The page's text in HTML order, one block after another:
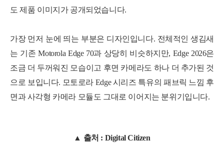
도 제품 이미지가 공개되었습니다.
가장 먼저 눈에 띄는 부분은 디자인입니다. 전체적인 생김새
는 기존 Motorola Edge 70과 상당히 비슷하지만, Edge 2026은
조금 더 두꺼워진 모습이고 후면 카메라도 하나 더 추가된 것
으로 보입니다. 모토로라 Edge 시리즈 특유의 패브릭 느낌 후
면과 사각형 카메라 모듈도 그대로 이어지는 분위기입니다.
▲ 출처 : Digital Citizen